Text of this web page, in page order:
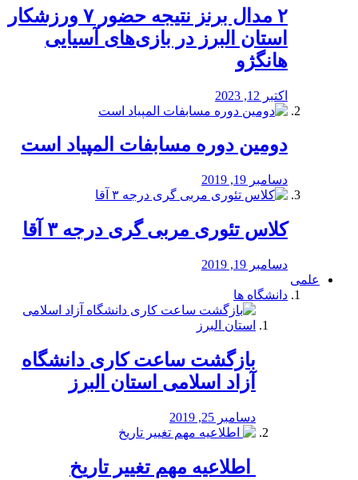
۲ مدال برنز نتیجه حضور ۷ ورزشکار
استان البرز در بازی‌های آسیایی
هانگژو
اکتبر 12, 2023
دومین دوره مسابفات المپیاد است
دسامبر 19, 2019
کلاس تئوری مربی گری درجه ۳ آقا
دسامبر 19, 2019
علمی
دانشگاه ها
بازگشت ساعت کاری دانشگاه
آزاد اسلامی استان البرز
دسامبر 25, 2019
️ اطلاعیه مهم تغییر تاریخ